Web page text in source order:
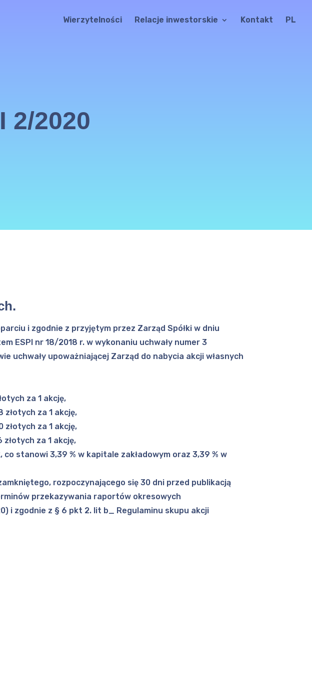
Wierzytelności Relacje inwestorskie Kontakt PL
2/2020
i zgodnie z przyjętym przez Zarząd Spółki w dniu
ESPI nr 18/2018 r. w wykonaniu uchwały numer 3
uchwały upoważniającej Zarząd do nabycia akcji własnych
za 1 akcję,
za 1 akcję,
za 1 akcję,
za 1 akcję,
stanowi 3,39 % w kapitale zakładowym oraz 3,39 % w
rozpoczynającego się 30 dni przed publikacją
przekazywania raportów okresowych
i zgodnie z § 6 pkt 2. lit b_ Regulaminu skupu akcji